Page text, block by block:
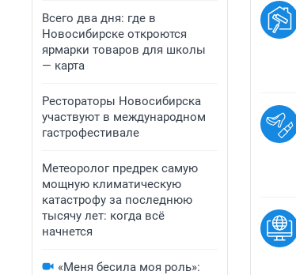
Всего два дня: где в
Новосибирске откроются
ярмарки товаров для школы
— карта
Рестораторы Новосибирска
участвуют в международном
гастрофестивале
Метеоролог предрек самую
мощную климатическую
катастрофу за последнюю
тысячу лет: когда всё
начнется
«Меня бесила моя роль»: